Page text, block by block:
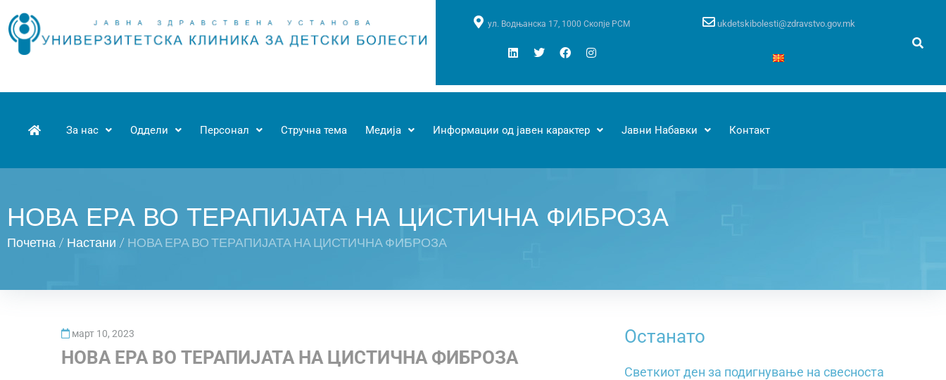
ул. Водњанска 17, 1000 Скопје РСМ ukdetskibolesti@zdravstvo.gov.mk
За нас Оддели Персонал Стручна тема Медија Информации од јавен карактер Јавни Набавки Контакт
НОВА ЕРА ВО ТЕРАПИЈАТА НА ЦИСТИЧНА ФИБРОЗА
Почетна / Настани / НОВА ЕРА ВО ТЕРАПИЈАТА НА ЦИСТИЧНА ФИБРОЗА
март 10, 2023
НОВА ЕРА ВО ТЕРАПИЈАТА НА ЦИСТИЧНА ФИБРОЗА
Останато
Светкиот ден за подигнување на свесностa